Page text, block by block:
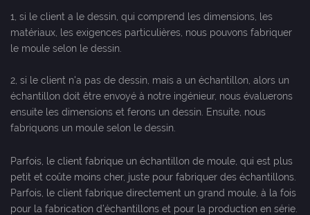
1, si le client a le dessin, qui comprend les dimensions, les
matériaux, les exigences particulières, nous pouvons fabriquer
le moule selon le dessin.
2, si le client n'a pas de dessin, mais a un échantillon, alors un
échantillon doit être envoyé à notre ingénieur, nous évaluerons
ensuite les dimensions et ferons un dessin. Ensuite, nous
fabriquons un moule selon le dessin.
Parfois, le client fabrique un échantillon de moule, qui est plus
petit et coûte moins cher, juste pour fabriquer des échantillons.
Parfois, le client fabrique directement un grand moule, à la fois
pour la fabrication d’échantillons et pour la production en série.